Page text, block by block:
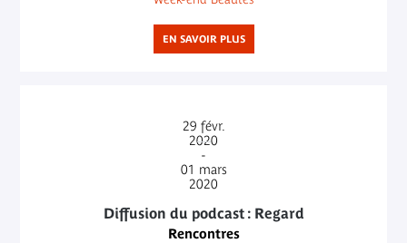
EN SAVOIR PLUS
29 févr.
2020
-
01 mars
2020
Diffusion du podcast : Regard
Rencontres